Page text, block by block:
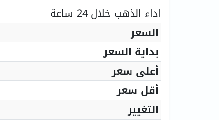
اداء الذهب خلال 24 ساعة
السعر
بداية السعر
أعلى سعر
أقل سعر
التغيير